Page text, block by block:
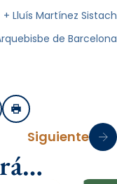
+ Lluís Martínez Sistach
de Barcelona
Imprimir
Siguiente